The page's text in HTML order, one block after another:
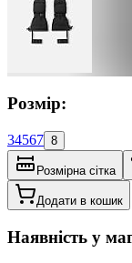
Розмір:
34567 8
Розмірна сітка
Додати в кошик
Наявність у